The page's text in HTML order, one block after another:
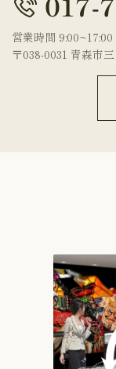
営業時間
〒038-0031 青森市